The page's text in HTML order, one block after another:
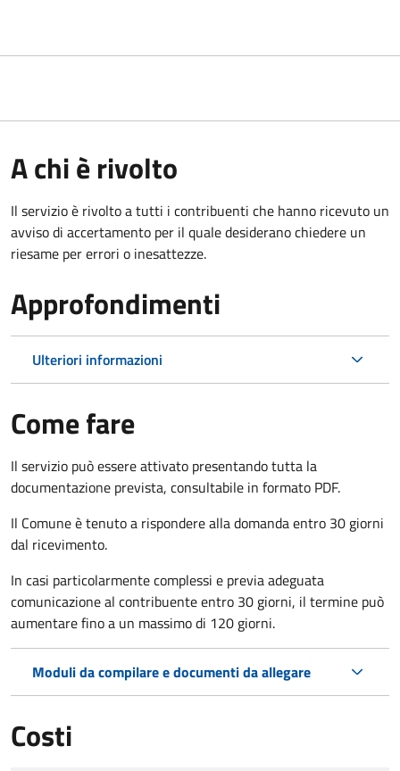
A chi è rivolto
Il servizio è rivolto a tutti i contribuenti che hanno ricevuto un
avviso di accertamento per il quale desiderano chiedere un
riesame per errori o inesattezze.
Approfondimenti
Ulteriori informazioni
Come fare
Il servizio può essere attivato presentando tutta la
documentazione prevista, consultabile in formato PDF.
Il Comune è tenuto a rispondere alla domanda entro 30 giorni
dal ricevimento.
In casi particolarmente complessi e previa adeguata
comunicazione al contribuente entro 30 giorni, il termine può
aumentare fino a un massimo di 120 giorni.
Moduli da compilare e documenti da allegare
Costi